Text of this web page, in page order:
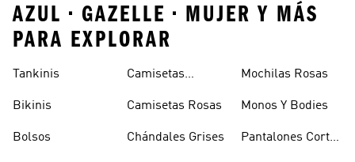
AZUL • GAZELLE • MUJER Y MÁS
PARA EXPLORAR
Tankinis
Bikinis
Bolsos
Camisetas
Camisetas Rosas
Chándales Grises
Mochilas Rosas
Monos Y Bodies
Pantalones Cortos